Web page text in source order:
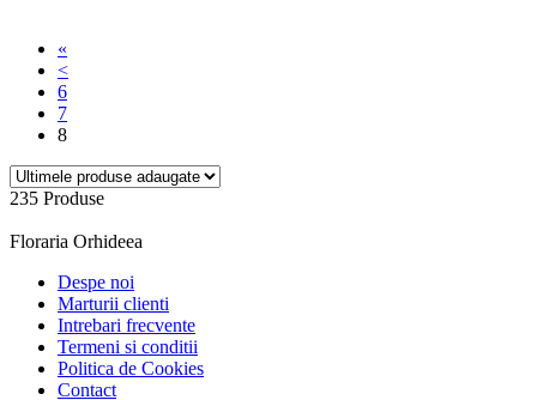
«
<
6
7
8
235 Produse
Floraria Orhideea
Despe noi
Marturii clienti
Intrebari frecvente
Termeni si conditii
Politica de Cookies
Contact